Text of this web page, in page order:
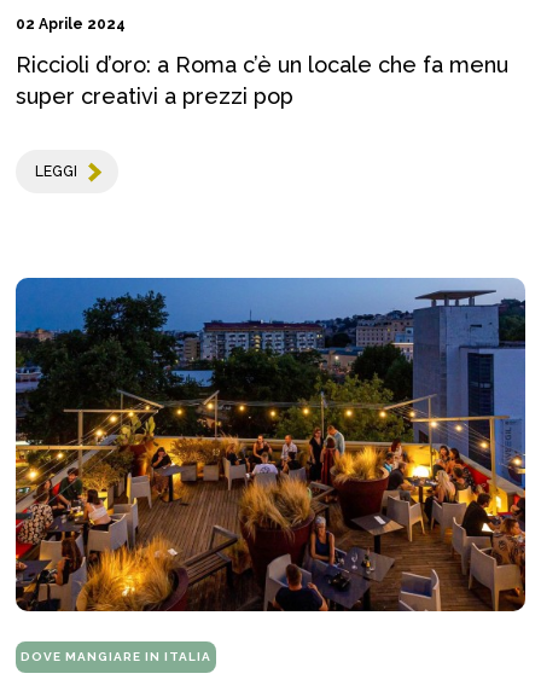
02 Aprile 2024
Riccioli d’oro: a Roma c’è un locale che fa menu
super creativi a prezzi pop
LEGGI
DOVE MANGIARE IN ITALIA